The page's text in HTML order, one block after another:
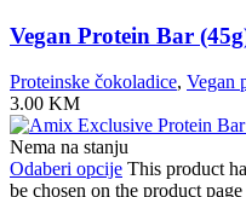
Vegan Protein Bar
Proteinske čokoladice, Vegan
3.00 KM
Nema na stanju
Odaberi opcije This product
be chosen on the product page